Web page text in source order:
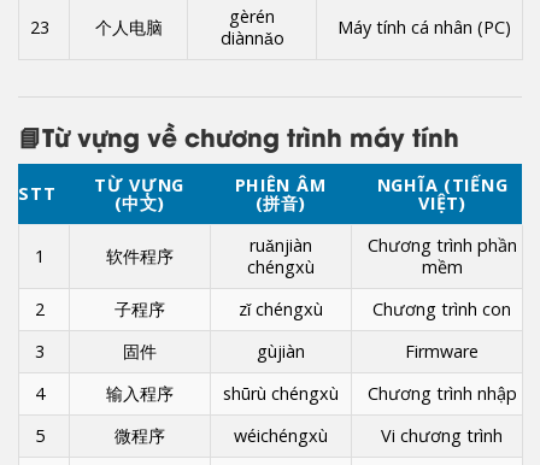
23 个人电脑
gèrén
diànnǎo
Máy tính cá nhân (PC)
📘Từ vựng về chương trình máy tính
STT TỪ VỰNG
(中文)
PHIÊN ÂM
(拼音)
NGHĨA (TIẾNG
VIỆT)
1 软件程序
ruǎnjiàn
chéngxù
Chương trình phần
mềm
2
子程序 zǐ chéngxù
Chương trình con
3
固件 gùjiàn
Firmware
4
输入程序 shūrù chéngxù
Chương trình nhập
5
微程序 wéichéngxù Vi chương trình